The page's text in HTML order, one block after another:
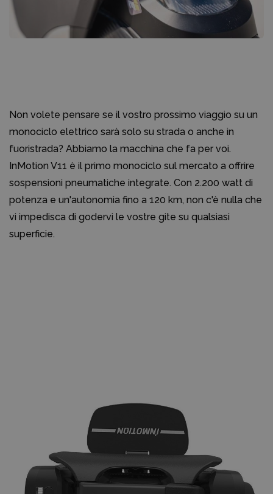
Non volete pensare se il vostro prossimo viaggio su un
monociclo elettrico sarà solo su strada o anche in
fuoristrada? Abbiamo la macchina che fa per voi.
InMotion V11 è il primo monociclo sul mercato a offrire
sospensioni pneumatiche integrate. Con 2.200 watt di
potenza e un'autonomia fino a 120 km, non c'è nulla che
vi impedisca di godervi le vostre gite su qualsiasi
superficie.